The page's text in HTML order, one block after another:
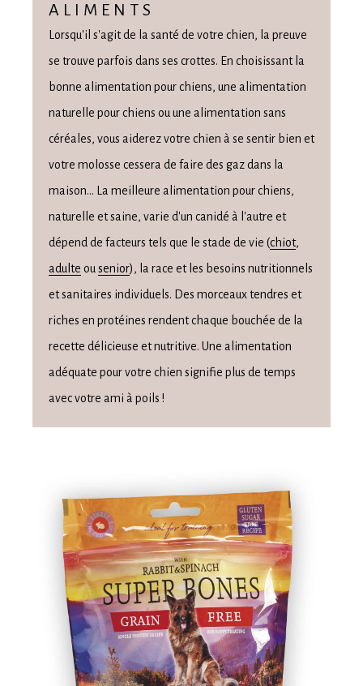
ALIMENTS
Lorsqu'il s'agit de la santé de votre chien, la preuve
se trouve parfois dans ses crottes. En choisissant la
bonne alimentation pour chiens, une alimentation
naturelle pour chiens ou une alimentation sans
céréales, vous aiderez votre chien à se sentir bien et
votre molosse cessera de faire des gaz dans la
maison... La meilleure alimentation pour chiens,
naturelle et saine, varie d'un canidé à l'autre et
dépend de facteurs tels que le stade de vie (chiot,
adulte ou senior), la race et les besoins nutritionnels
et sanitaires individuels. Des morceaux tendres et
riches en protéines rendent chaque bouchée de la
recette délicieuse et nutritive. Une alimentation
adéquate pour votre chien signifie plus de temps
avec votre ami à poils !